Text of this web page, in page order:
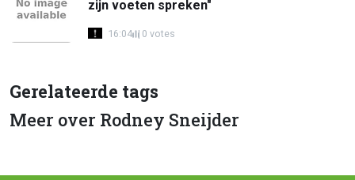
zijn voeten spreken"
16:04 0 votes
Gerelateerde tags
Meer over Rodney Sneijder